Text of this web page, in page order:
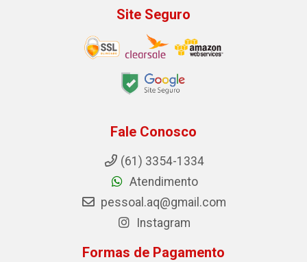
Site Seguro
Fale Conosco
(61) 3354-1334
Atendimento
pessoal.aq@gmail.com
Instagram
Formas de Pagamento